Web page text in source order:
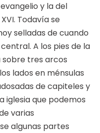
y la del
Todavía se
selladas de cuando
A los pies de la
tres arcos
lados en ménsulas
de capiteles y
iglesia que podemos
varias
algunas partes